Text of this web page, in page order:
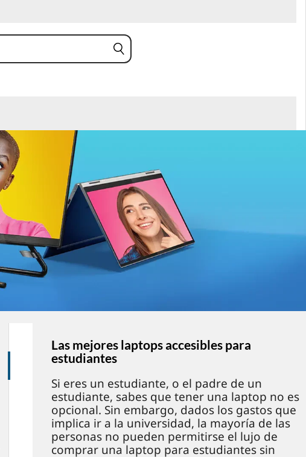
Las mejores laptops accesibles para
estudiantes
Si eres un estudiante, o el padre de un
estudiante, sabes que tener una laptop no es
opcional. Sin embargo, dados los gastos que
implica ir a la universidad, la mayoría de las
personas no pueden permitirse el lujo de
comprar una laptop para estudiantes sin